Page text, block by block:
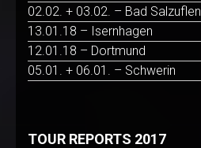
02.02. + 03.02. – Bad Salzuflen
13.01.18 – Isernhagen
12.01.18 – Dortmund
05.01. + 06.01. – Schwerin
TOUR REPORTS 2017